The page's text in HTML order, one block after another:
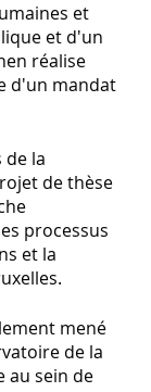
et
et d'un
réalise
d'un mandat
de la
de thèse
processus
et la
mené
de la
au sein de